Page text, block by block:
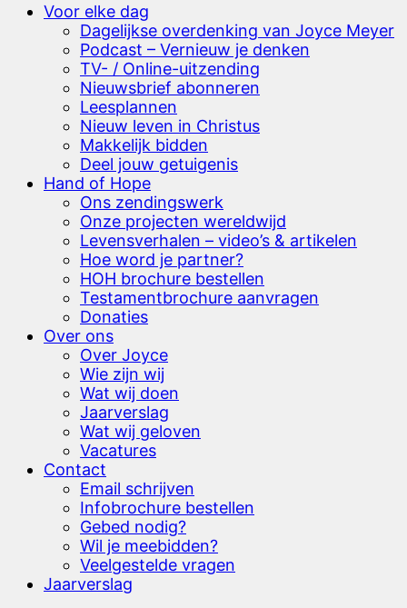
Voor elke dag
Dagelijkse overdenking van Joyce Meyer
Podcast – Vernieuw je denken
TV- / Online-uitzending
Nieuwsbrief abonneren
Leesplannen
Nieuw leven in Christus
Makkelijk bidden
Deel jouw getuigenis
Hand of Hope
Ons zendingswerk
Onze projecten wereldwijd
Levensverhalen – video’s & artikelen
Hoe word je partner?
HOH brochure bestellen
Testamentbrochure aanvragen
Donaties
Over ons
Over Joyce
Wie zijn wij
Wat wij doen
Jaarverslag
Wat wij geloven
Vacatures
Contact
Email schrijven
Infobrochure bestellen
Gebed nodig?
Wil je meebidden?
Veelgestelde vragen
Jaarverslag